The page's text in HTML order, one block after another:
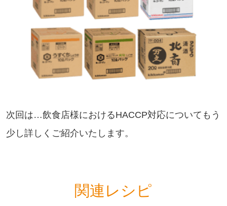
次回は…飲食店様におけるHACCP対応についてもう
少し詳しくご紹介いたします。
関連レシピ